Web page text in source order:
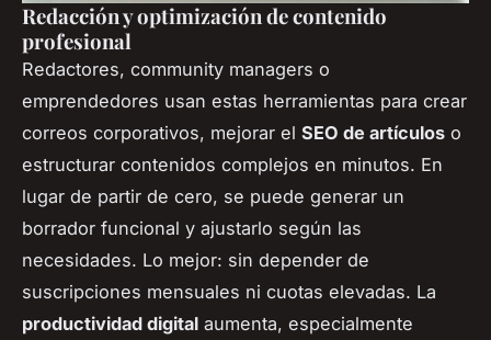
Redacción y optimización de contenido
profesional
Redactores, community managers o
emprendedores usan estas herramientas para crear
correos corporativos, mejorar el SEO de artículos o
estructurar contenidos complejos en minutos. En
lugar de partir de cero, se puede generar un
borrador funcional y ajustarlo según las
necesidades. Lo mejor: sin depender de
suscripciones mensuales ni cuotas elevadas. La
productividad digital aumenta, especialmente